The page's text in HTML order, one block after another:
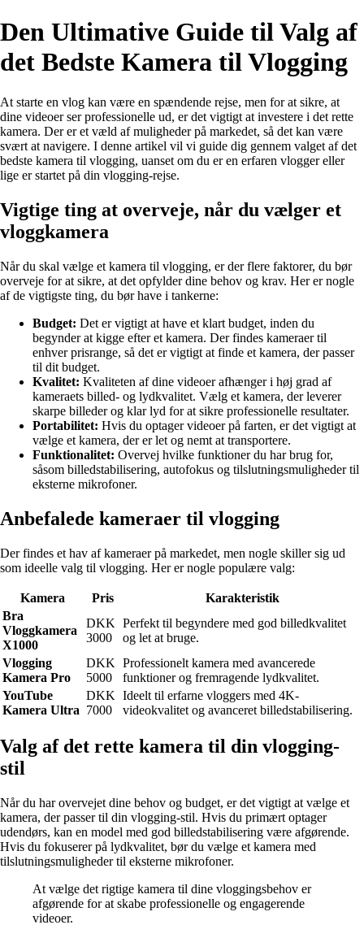
Den Ultimative Guide til Valg af
det Bedste Kamera til Vlogging
At starte en vlog kan være en spændende rejse, men for at sikre, at
dine videoer ser professionelle ud, er det vigtigt at investere i det rette
kamera. Der er et væld af muligheder på markedet, så det kan være
svært at navigere. I denne artikel vil vi guide dig gennem valget af det
bedste kamera til vlogging, uanset om du er en erfaren vlogger eller
lige er startet på din vlogging-rejse.
Vigtige ting at overveje, når du vælger et
vloggkamera
Når du skal vælge et kamera til vlogging, er der flere faktorer, du bør
overveje for at sikre, at det opfylder dine behov og krav. Her er nogle
af de vigtigste ting, du bør have i tankerne:
Budget: Det er vigtigt at have et klart budget, inden du
begynder at kigge efter et kamera. Der findes kameraer til
enhver prisrange, så det er vigtigt at finde et kamera, der passer
til dit budget.
Kvalitet: Kvaliteten af dine videoer afhænger i høj grad af
kameraets billed- og lydkvalitet. Vælg et kamera, der leverer
skarpe billeder og klar lyd for at sikre professionelle resultater.
Portabilitet: Hvis du optager videoer på farten, er det vigtigt at
vælge et kamera, der er let og nemt at transportere.
Funktionalitet: Overvej hvilke funktioner du har brug for,
såsom billedstabilisering, autofokus og tilslutningsmuligheder til
eksterne mikrofoner.
Anbefalede kameraer til vlogging
Der findes et hav af kameraer på markedet, men nogle skiller sig ud
som ideelle valg til vlogging. Her er nogle populære valg:
Kamera Pris
Karakteristik
Bra
Vloggkamera
X1000
DKK
3000
Perfekt til begyndere med god billedkvalitet
og let at bruge.
Vlogging
Kamera Pro
DKK
5000
Professionelt kamera med avancerede
funktioner og fremragende lydkvalitet.
YouTube
Kamera Ultra
DKK
7000
Ideelt til erfarne vloggers med 4K-
videokvalitet og avanceret billedstabilisering.
Valg af det rette kamera til din vlogging-
stil
Når du har overvejet dine behov og budget, er det vigtigt at vælge et
kamera, der passer til din vlogging-stil. Hvis du primært optager
udendørs, kan en model med god billedstabilisering være afgørende.
Hvis du fokuserer på lydkvalitet, bør du vælge et kamera med
tilslutningsmuligheder til eksterne mikrofoner.
At vælge det rigtige kamera til dine vloggingsbehov er
afgørende for at skabe professionelle og engagerende
videoer.